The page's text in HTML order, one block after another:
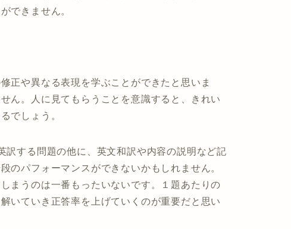
できません。
正や異なる表現を学ぶことができたと思いま
ん。人に見てもらうことを意識すると、きれい
でしょう。
する問題の他に、英文和訳や内容の説明など記
のパフォーマンスができないかもしれません。
まうのは一番もったいないです。１題あたりの
いていき正答率を上げていくのが重要だと思い